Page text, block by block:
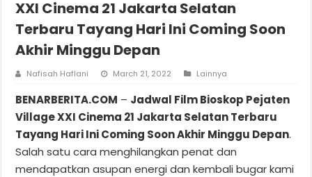
XXI Cinema 21 Jakarta Selatan
Terbaru Tayang Hari Ini Coming Soon
Akhir Minggu Depan
Nafisah Haflani March 21, 2022 Lainnya
BENARBERITA.COM – Jadwal Film Bioskop Pejaten
Village XXI Cinema 21 Jakarta Selatan Terbaru
Tayang Hari Ini Coming Soon Akhir Minggu Depan.
Salah satu cara menghilangkan penat dan
mendapatkan asupan energi dan kembali bugar kami